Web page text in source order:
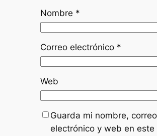
Nombre *
Correo electrónico *
Web
Guarda mi nombre, correo
electrónico y web en este